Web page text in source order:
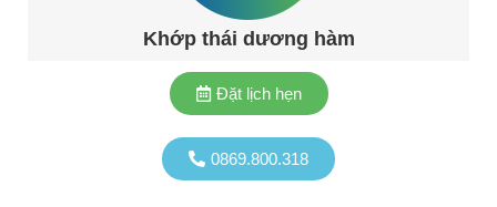
Khớp thái dương hàm
0869.800.318
Đặt lịch hẹn